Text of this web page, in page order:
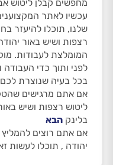
מחפשים קבלן ליטוש
עכשיו לאתר
שלנו, תוכלו להיעזר
רצפות ושיש באור
המומלצת לעבודות.
לפני ותוך כדי
בכל בעיה שנוצרת
אם אתם מרגישים
ליטוש רצפות ושיש
בלינק הבא
אם אתם רוצים להמליץ
יהודה , תוכלו לעשות